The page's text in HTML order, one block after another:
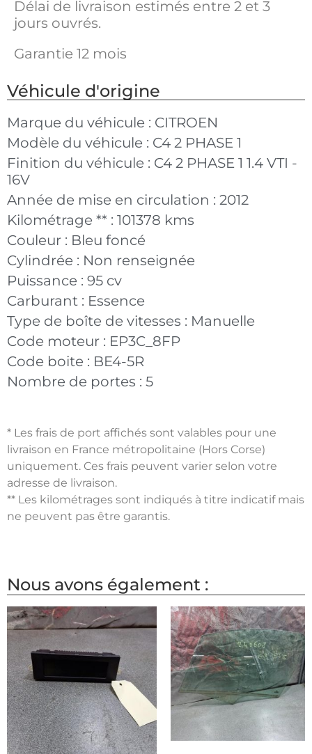
Délai de livraison estimés entre 2 et 3
jours ouvrés.
Garantie 12 mois
Véhicule d'origine
Marque du véhicule : CITROEN
Modèle du véhicule : C4 2 PHASE 1
Finition du véhicule : C4 2 PHASE 1 1.4 VTI -
16V
Année de mise en circulation : 2012
Kilométrage ** : 101378 kms
Couleur : Bleu foncé
Cylindrée : Non renseignée
Puissance : 95 cv
Carburant : Essence
Type de boîte de vitesses : Manuelle
Code moteur : EP3C_8FP
Code boite : BE4-5R
Nombre de portes : 5
* Les frais de port affichés sont valables pour une
livraison en France métropolitaine (Hors Corse)
uniquement. Ces frais peuvent varier selon votre
adresse de livraison.
** Les kilométrages sont indiqués à titre indicatif mais
ne peuvent pas être garantis.
Nous avons également :